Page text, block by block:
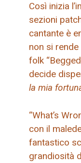
Così inizia
sezioni
cantante è
non si
folk
decide
la mia
“What’s
con il
fantastico
grandiosità